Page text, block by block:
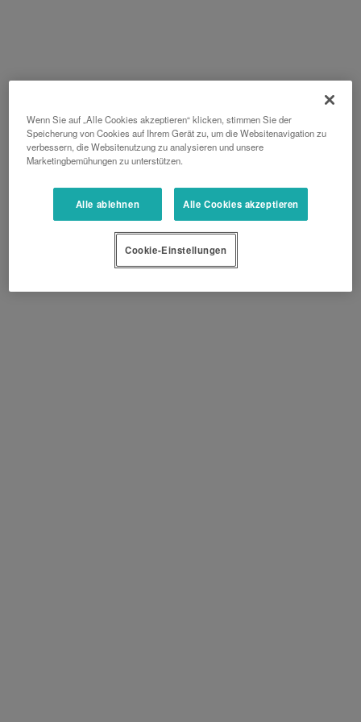
Wenn Sie auf „Alle Cookies akzeptieren“ klicken, stimmen Sie der
Speicherung von Cookies auf Ihrem Gerät zu, um die Websitenavigation zu
verbessern, die Websitenutzung zu analysieren und unsere
Marketingbemühungen zu unterstützen.
Alle ablehnen Alle Cookies akzeptieren
Cookie-Einstellungen